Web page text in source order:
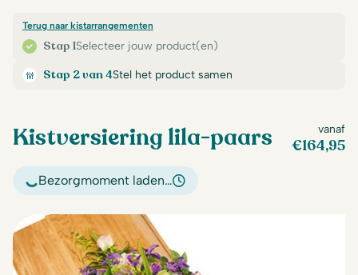
Stap 1Selecteer jouw product(en)
Terug naar kistarrangementen
Stap 2 van 4Stel het product samen
Kistversiering lila-paars vanaf
€164,95
Bezorgmoment laden…